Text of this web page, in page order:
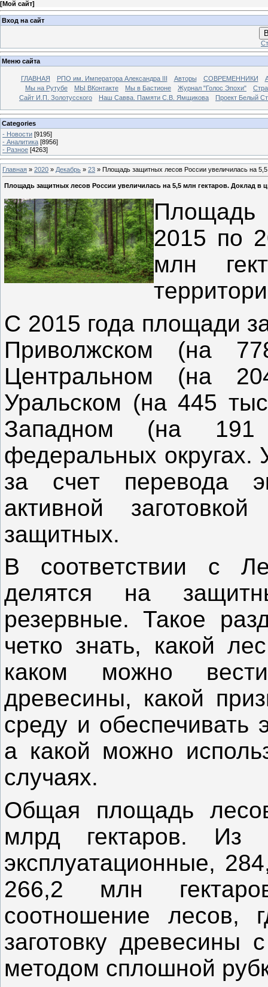
[Мой сайт]
Вход на сайт
Меню сайта
ГЛАВНАЯ РПО им. Императора Александра III Авторы СОВРЕМЕННИКИ
Мы на Рутубе
МЫ ВКонтакте Мы в Бастионе Журнал "Голос Эпохи"
Сайт И.П. Золотусского
Наш Савва. Памяти С.В. Ямщикова Проект Белый
Categories
- Новости [9195]
- Аналитика [8956]
- Разное [4263]
Главная » 2020 » Декабрь » 23 » Площадь защитных лесов России увеличилась на
Площадь защитных лесов России увеличилась на 5,5 млн гектаров. Доклад в
Площадь
2015 по
млн
С 2015 года площади
Приволжском (на
Центральном (на
Уральском (на 445
Западном (на 191
федеральных округах.
за счет перевода
активной
защитных.
В соответствии с
делятся на
резервные. Такое
четко знать, какой
каком можно вести
древесины, какой
среду и обеспечивать
а какой можно
случаях.
Общая площадь
млрд гектаров. Из
эксплуатационные,
266,2 млн
соотношение лесов,
заготовку древесины
методом сплошной